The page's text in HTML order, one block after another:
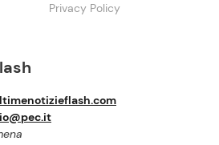
Privacy Policy